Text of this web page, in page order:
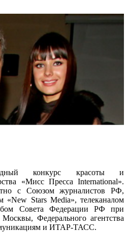
конкурс красоты и
«Мисс Пресса International».
с Союзом журналистов РФ,
«New Stars Media», телеканалом
Совета Федерации РФ при
Федерального агентства
и ИТАР-ТАСС.